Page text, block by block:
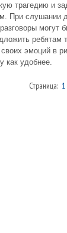
трагедию и
При слушании
могут
ребятам
эмоций в
как удобнее.
Страница: 1